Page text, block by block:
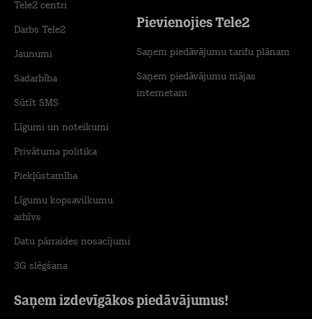
Saņem izdevīgākos piedāvājumus!
Tele2 centri
Darbs Tele2
Jaunumi
Sadarbība
Sūtīt SMS
Līgumi un noteikumi
Privātuma politika
Piekļūstamība
Līgumu kopsavilkumu
arhīvs
Datu pārraides nosacījumi
3G slēgšana
Pievienojies Tele2
Saņem piedāvājumu tarifu plānam
Saņem piedāvājumu mājas
internetam